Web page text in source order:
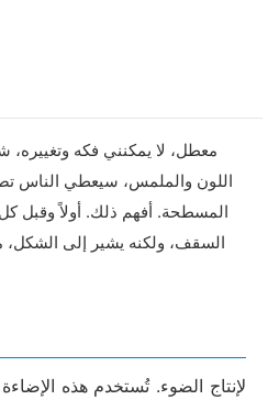
اللون والملمس، سيعطي الناس
السقف، ولكنه يشير إلى الشكل،